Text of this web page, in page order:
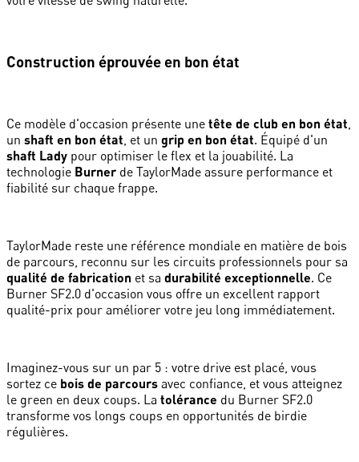
Construction éprouvée en bon état
Ce modèle d'occasion présente une tête de club en bon état
un shaft en bon état , et un grip en bon état. Équipé d'un
shaft Lady pour optimiser le flex et la jouabilité. La
technologie Burner de TaylorMade assure performance et
fiabilité sur chaque frappe.
TaylorMade reste une référence mondiale en matière de bois
de parcours, reconnu sur les circuits professionnels pour sa
qualité de fabrication et sa durabilité exceptionnelle. Ce
Burner SF2.0 d'occasion vous offre un excellent rapport
qualité-prix pour améliorer votre jeu long immédiatement.
Imaginez-vous sur un par 5 : votre drive est placé, vous
sortez ce bois de parcours avec confiance, et vous atteignez
le green en deux coups. La tolérance du Burner SF2.0
transforme vos longs coups en opportunités de birdie
régulières.